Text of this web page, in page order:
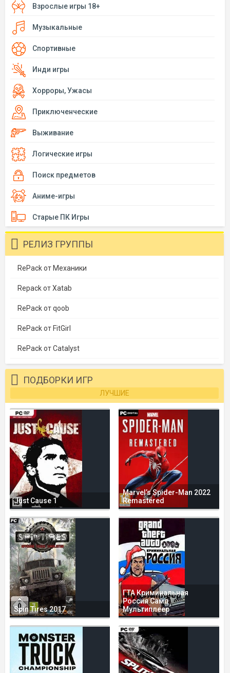
Взрослые игры 18+
Музыкальные
Спортивные
Инди игры
Хорроры, Ужасы
Приключенческие
Выживание
Логические игры
Поиск предметов
Аниме-игры
Старые ПК Игры
РЕЛИЗ ГРУППЫ
RePack от Механики
Repack от Xatab
RePack от qoob
RePack от FitGirl
RePack от Catalyst
ПОДБОРКИ ИГР
ЛУЧШИЕ
Just Cause 1
Marvel’s Spider-Man 2022
Remastered
Spin Tires 2017
ГТА Криминальная
Россия Самп
Мультиплеер